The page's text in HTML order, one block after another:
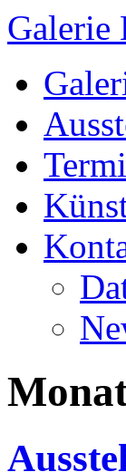
Galerie
Springe
zum